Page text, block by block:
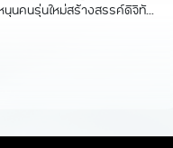
นคนรุ่นใหม่สร้างสรรค์ดิจิทัล